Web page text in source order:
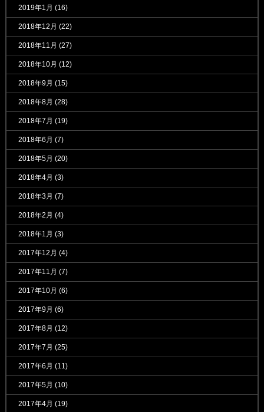
2019年1月 (16)
2018年12月 (22)
2018年11月 (27)
2018年10月 (12)
2018年9月 (15)
2018年8月 (28)
2018年7月 (19)
2018年6月 (7)
2018年5月 (20)
2018年4月 (3)
2018年3月 (7)
2018年2月 (4)
2018年1月 (3)
2017年12月 (4)
2017年11月 (7)
2017年10月 (6)
2017年9月 (6)
2017年8月 (12)
2017年7月 (25)
2017年6月 (11)
2017年5月 (10)
2017年4月 (19)